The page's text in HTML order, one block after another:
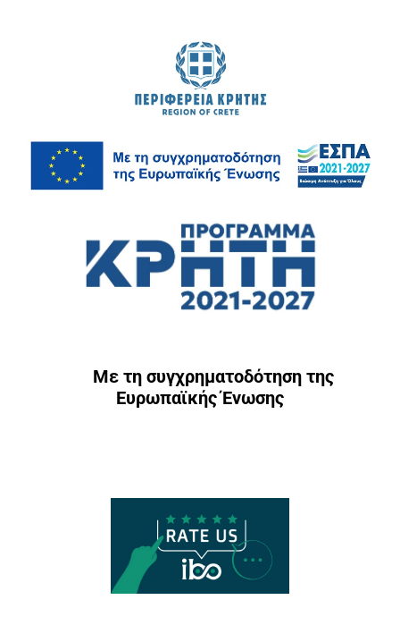
Με τη συγχρηματοδότηση της
Ευρωπαϊκής Ένωσης